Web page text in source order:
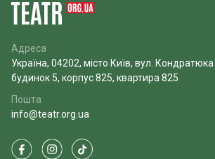
Адреса
Україна, 04202, місто Київ, вул.
будинок 5, корпус 825, квартира 825
Пошта
info@teatr.org.ua